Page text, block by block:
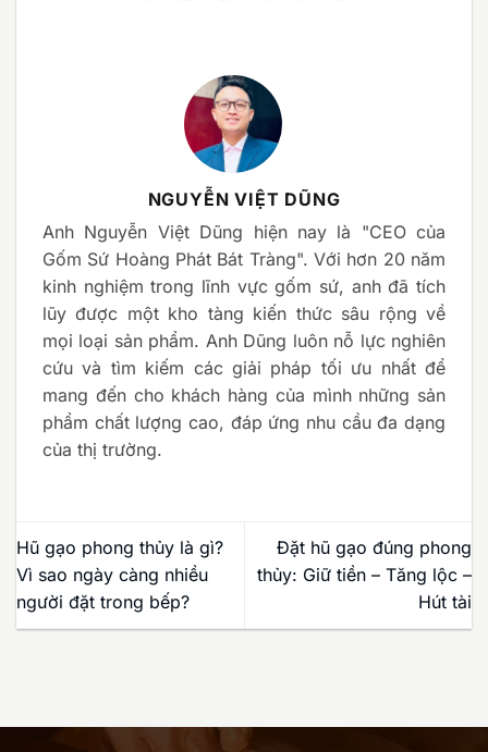
NGUYỄN VIỆT DŨNG
Anh Nguyễn Việt Dũng hiện nay là "CEO của
Gốm Sứ Hoàng Phát Bát Tràng". Với hơn 20 năm
kinh nghiệm trong lĩnh vực gốm sứ, anh đã tích
lũy được một kho tàng kiến thức sâu rộng về
mọi loại sản phẩm. Anh Dũng luôn nỗ lực nghiên
cứu và tìm kiếm các giải pháp tối ưu nhất để
mang đến cho khách hàng của mình những sản
phẩm chất lượng cao, đáp ứng nhu cầu đa dạng
của thị trường.
Hũ gạo phong thủy là gì?
Vì sao ngày càng nhiều
người đặt trong bếp?
Đặt hũ gạo đúng phong
thủy: Giữ tiền – Tăng lộc –
Hút tài